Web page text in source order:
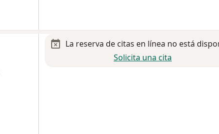
La reserva de citas en línea no está
Solicita una cita